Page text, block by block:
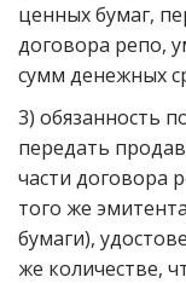
ценных бумаг,
договора репо,
сумм денежных
3) обязанность
передать
части договора
того же
бумаги),
же количестве,